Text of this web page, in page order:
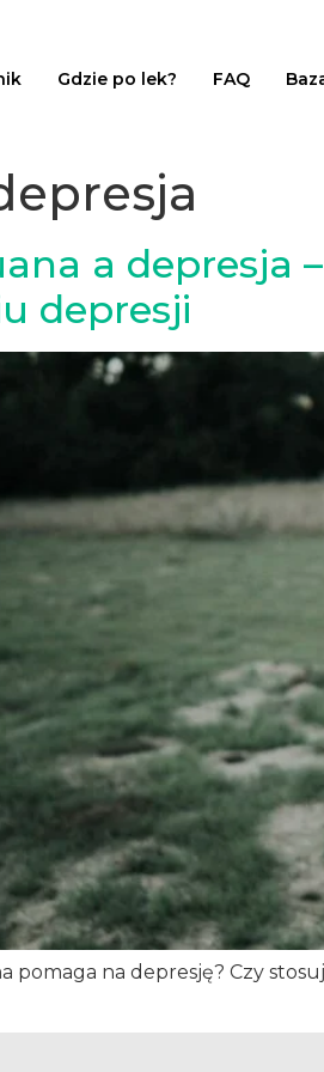
Gdzie po lek? FAQ
a depresja
depresji
pomaga na depresję? Czy